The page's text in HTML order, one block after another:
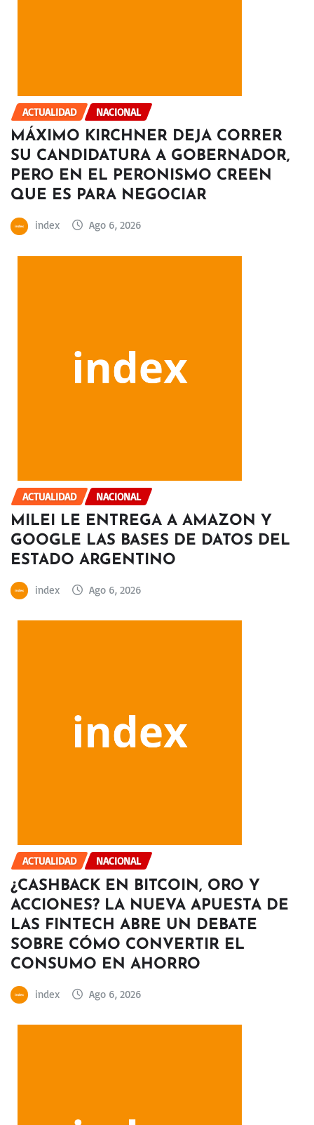
ACTUALIDAD NACIONAL
MÁXIMO KIRCHNER DEJA CORRER
SU CANDIDATURA A GOBERNADOR,
PERO EN EL PERONISMO CREEN
QUE ES PARA NEGOCIAR
index Ago 6, 2026
ACTUALIDAD NACIONAL
MILEI LE ENTREGA A AMAZON Y
GOOGLE LAS BASES DE DATOS DEL
ESTADO ARGENTINO
index Ago 6, 2026
ACTUALIDAD NACIONAL
¿CASHBACK EN BITCOIN, ORO Y
ACCIONES? LA NUEVA APUESTA DE
LAS FINTECH ABRE UN DEBATE
SOBRE CÓMO CONVERTIR EL
CONSUMO EN AHORRO
index Ago 6, 2026